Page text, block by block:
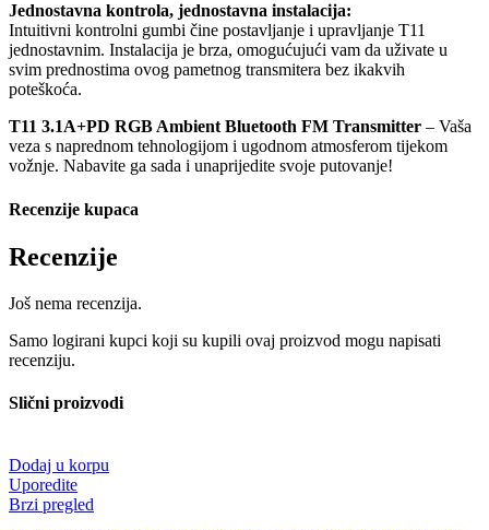
Jednostavna kontrola, jednostavna instalacija:
Intuitivni kontrolni gumbi čine postavljanje i upravljanje T11
jednostavnim. Instalacija je brza, omogućujući vam da uživate u
svim prednostima ovog pametnog transmitera bez ikakvih
poteškoća.
T11 3.1A+PD RGB Ambient Bluetooth FM Transmitter – Vaša
veza s naprednom tehnologijom i ugodnom atmosferom tijekom
vožnje. Nabavite ga sada i unaprijedite svoje putovanje!
Recenzije kupaca
Recenzije
Još nema recenzija.
Samo logirani kupci koji su kupili ovaj proizvod mogu napisati
recenziju.
Slični proizvodi
Dodaj u korpu
Uporedite
Brzi pregled